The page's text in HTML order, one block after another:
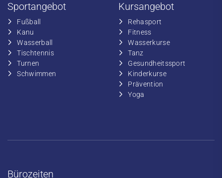
Sportangebot
Fußball
​Kanu
​Wasserball
​Tischtennis
​​Turnen
​​Schwimmen
Kursangebot
​Rehasport
​​Fitness
​​Wasserkurse
​​Tanz
​Gesundheitssport
​Kinderkurse
Prävention
Yoga
Bürozeiten